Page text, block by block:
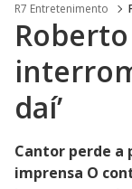
R7 Entretenimento
daí’
Cantor perde a
imprensa O